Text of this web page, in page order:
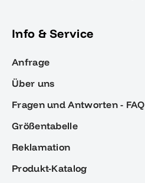
Info & Service
Anfrage
Über uns
Fragen und Antworten - FAQ
Größentabelle
Reklamation
Produkt-Katalog